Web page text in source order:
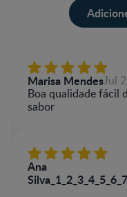
Marisa MendesJul
Boa qualidade fácil
sabor
Ana